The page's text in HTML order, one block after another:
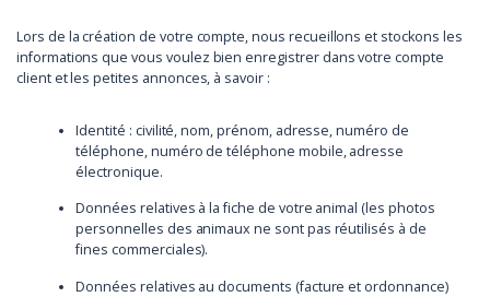
Lors de la création de votre compte, nous recueillons et stockons les
informations que vous voulez bien enregistrer dans votre compte
client et les petites annonces, à savoir :
Identité : civilité, nom, prénom, adresse, numéro de
téléphone, numéro de téléphone mobile, adresse
électronique.
Données relatives à la fiche de votre animal (les photos
personnelles des animaux ne sont pas réutilisés à de
fines commerciales).
Données relatives au documents (facture et ordonnance)